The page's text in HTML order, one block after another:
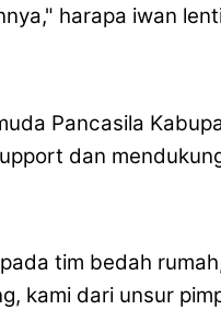
harapa iwan
Pancasila
dan
tim bedah
kami dari unsur